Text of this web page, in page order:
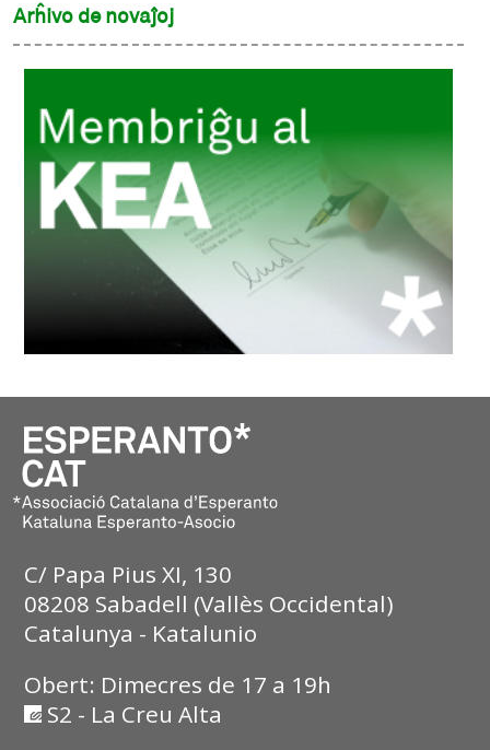
Arĥivo de novaĵoj
C/ Papa Pius XI, 130
08208 Sabadell (Vallès Occidental)
Catalunya - Katalunio
Obert: Dimecres de 17 a 19h
S2 - La Creu Alta